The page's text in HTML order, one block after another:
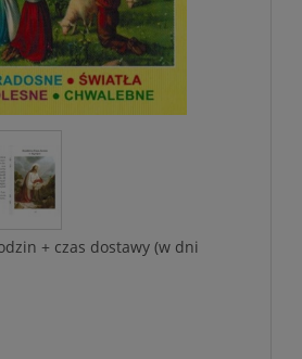
+ czas dostawy (w dni